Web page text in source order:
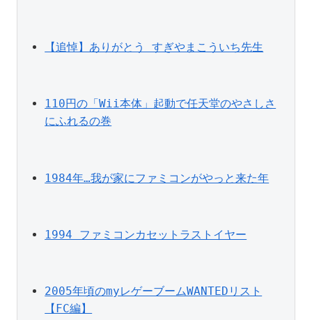
【追悼】ありがとう すぎやまこういち先生
110円の「Wii本体」起動で任天堂のやさしさ
にふれるの巻
1984年…我が家にファミコンがやっと来た年
1994 ファミコンカセットラストイヤー
2005年頃のmyレゲーブームWANTEDリスト
【FC編】